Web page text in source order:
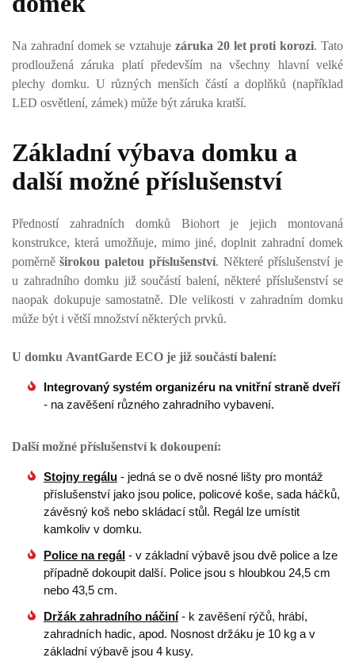
Na zahradní domek se vztahuje záruka 20 let proti korozi. Tato
prodloužená záruka platí především na všechny hlavní velké
plechy domku. U různých menších částí a doplňků (například
LED osvětlení, zámek) může být záruka kratší.
Základní výbava domku a
další možné příslušenství
Předností zahradních domků Biohort je jejich montovaná
konstrukce, která umožňuje, mimo jiné, doplnit zahradní domek
poměrně širokou paletou příslušenství. Některé příslušenství je
u zahradního domku již součástí balení, některé příslušenství se
naopak dokupuje samostatně. Dle velikosti v zahradním domku
může být i větší množství některých prvků.
U domku AvantGarde ECO je již součástí balení:
Integrovaný systém organizéru na vnitřní straně dveří
- na zavěšení různého zahradního vybavení.
Další možné příslušenství k dokoupení:
Stojny regálu - jedná se o dvě nosné lišty pro montáž
příslušenství jako jsou police, policové koše, sada háčků,
závěsný koš nebo skládací stůl. Regál lze umístit
kamkoliv v domku.
Police na regál - v základní výbavě jsou dvě police a lze
případně dokoupit další. Police jsou s hloubkou 24,5 cm
nebo 43,5 cm.
Držák zahradního náčiní- k zavěšení rýčů, hrábí,
zahradních hadic, apod. Nosnost držáku je 10 kg a v
základní výbavě jsou 4 kusy.